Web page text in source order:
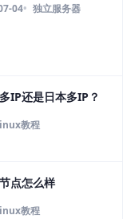
04 独立服务器
IP还是日本多IP？
教程
点怎么样
教程